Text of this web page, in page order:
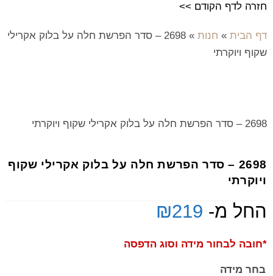
חזרה לדף הקודם >>
דף הבית » חנות »
2698 – סדר הפרשת חלה על בלוק אקרילי
שקוף ויוקרתי
2698 – סדר הפרשת חלה על בלוק אקרילי שקוף ויוקרתי
2698 – סדר הפרשת חלה על בלוק אקרילי שקוף
ויוקרתי
החל מ- ₪219
*חובה לבחור מידה וסוג הדפסה
בחר מידה